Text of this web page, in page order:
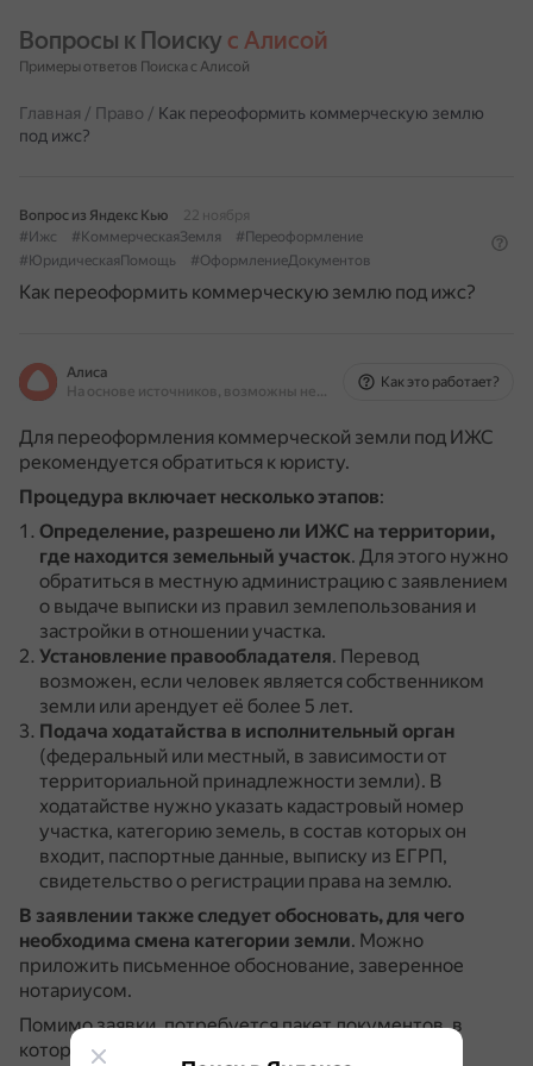
Вопросы к Поиску с Алисой
Примеры ответов Поиска с Алисой
Главная / Право / Как переоформить коммерческую землю
под ижс?
Вопрос из Яндекс Кью
22 ноября
#Ижс
#КоммерческаяЗемля
#Переоформление
#ЮридическаяПомощь
#ОформлениеДокументов
Как переоформить коммерческую землю под ижс?
Алиса
На основе источников, возможны неточности
Как это работает?
Для переоформления коммерческой земли под ИЖС
рекомендуется обратиться к юристу.
Процедура включает несколько этапов:
Определение, разрешено ли ИЖС на территории,
где находится земельный участок. Для этого нужно
обратиться в местную администрацию с заявлением
о выдаче выписки из правил землепользования и
застройки в отношении участка.
Установление правообладателя. Перевод
возможен, если человек является собственником
земли или арендует её более 5 лет.
Подача ходатайства в исполнительный орган
(федеральный или местный, в зависимости от
территориальной принадлежности земли). В
ходатайстве нужно указать кадастровый номер
участка, категорию земель, в состав которых он
входит, паспортные данные, выписку из ЕГРП,
свидетельство о регистрации права на землю.
В заявлении также следует обосновать, для чего
необходима смена категории земли. Можно
приложить письменное обоснование, заверенное
нотариусом.
Помимо заявки, потребуется пакет документов, в
который входят кадастровый паспорт, различные